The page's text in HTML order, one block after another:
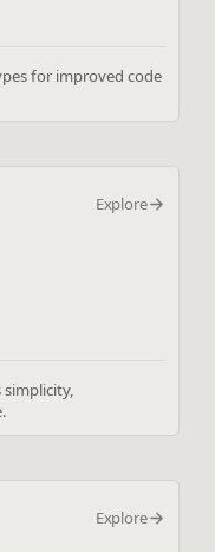
for improved code
Explore
Explore